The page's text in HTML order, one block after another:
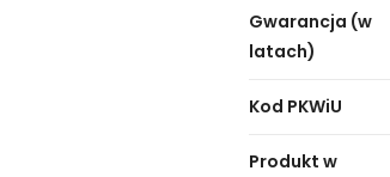
Gwarancja (w
latach)
Kod PKWiU
Produkt w